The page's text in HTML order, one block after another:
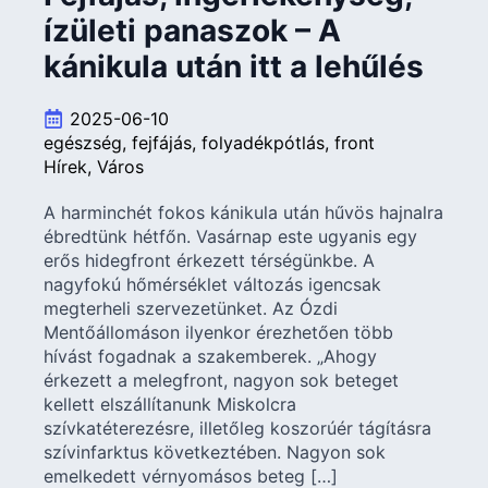
ízületi panaszok – A
kánikula után itt a lehűlés
2025-06-10
egészség fejfájás folyadékpótlás front
Hírek Város
A harminchét fokos kánikula után hűvös hajnalra
ébredtünk hétfőn. Vasárnap este ugyanis egy
erős hidegfront érkezett térségünkbe. A
nagyfokú hőmérséklet változás igencsak
megterheli szervezetünket. Az Ózdi
Mentőállomáson ilyenkor érezhetően több
hívást fogadnak a szakemberek. „Ahogy
érkezett a melegfront, nagyon sok beteget
kellett elszállítanunk Miskolcra
szívkatéterezésre, illetőleg koszorúér tágításra
szívinfarktus következtében. Nagyon sok
emelkedett vérnyomásos beteg […]